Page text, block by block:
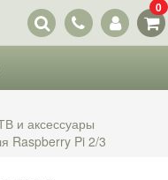
Наши
контакты
0
и аксессуары
Raspberry Pi 2/3